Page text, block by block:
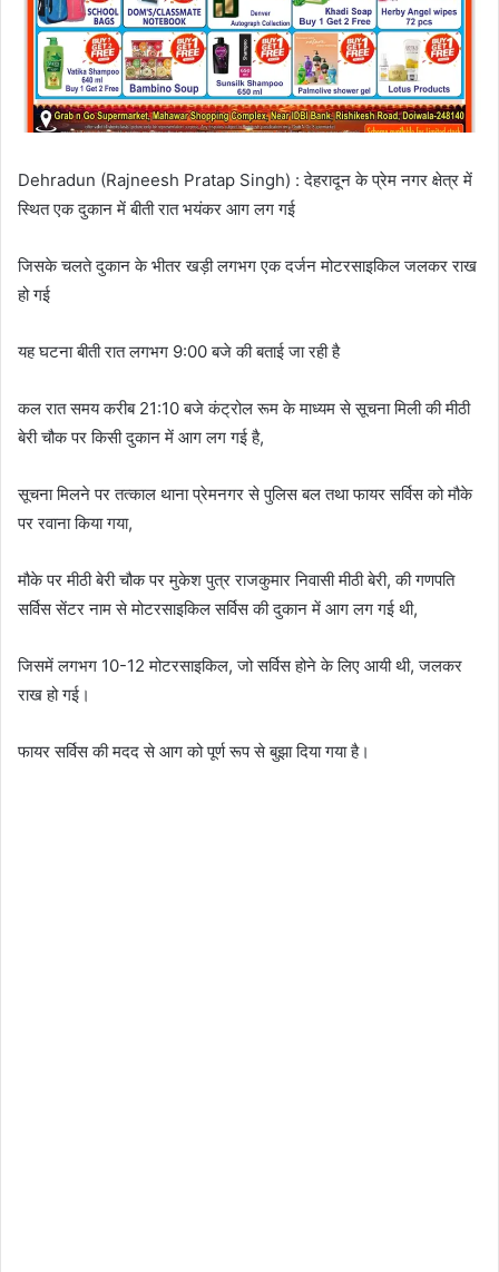
Dehradun (Rajneesh Pratap Singh) : देहरादून के प्रेम नगर क्षेत्र में
स्थित एक दुकान में बीती रात भयंकर आग लग गई
जिसके चलते दुकान के भीतर खड़ी लगभग एक दर्जन मोटरसाइकिल जलकर राख
हो गई
यह घटना बीती रात लगभग 9:00 बजे की बताई जा रही है
कल रात समय करीब 21:10 बजे कंट्रोल रूम के माध्यम से सूचना मिली की मीठी
बेरी चौक पर किसी दुकान में आग लग गई है,
सूचना मिलने पर तत्काल थाना प्रेमनगर से पुलिस बल तथा फायर सर्विस को मौके
पर रवाना किया गया,
मौके पर मीठी बेरी चौक पर मुकेश पुत्र राजकुमार निवासी मीठी बेरी, की गणपति
सर्विस सेंटर नाम से मोटरसाइकिल सर्विस की दुकान में आग लग गई थी,
जिसमें लगभग 10-12 मोटरसाइकिल, जो सर्विस होने के लिए आयी थी, जलकर
राख हो गई।
फायर सर्विस की मदद से आग को पूर्ण रूप से बुझा दिया गया है।